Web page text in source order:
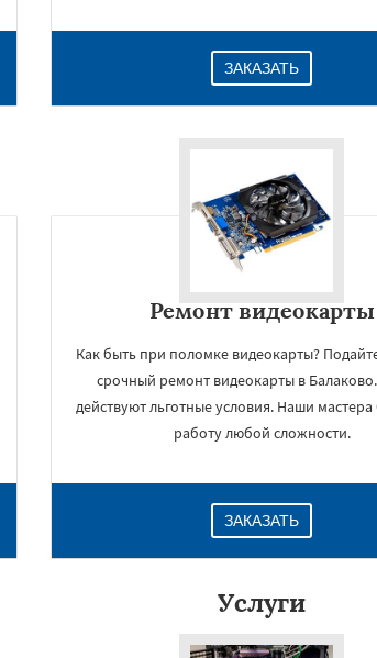
ЗАКАЗАТЬ
Ремонт видеокарты
Как быть при поломке видеокарты?
срочный ремонт видеокарты в
действуют льготные условия. Наши мастера
работу любой сложности.
ЗАКАЗАТЬ
Услуги